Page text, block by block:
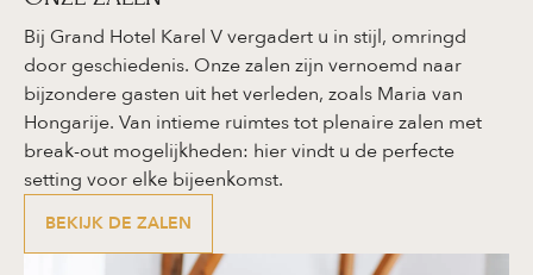
Bij Grand Hotel Karel V vergadert u in stijl, omringd
door geschiedenis. Onze zalen zijn vernoemd naar
bijzondere gasten uit het verleden, zoals Maria van
Hongarije. Van intieme ruimtes tot plenaire zalen met
break-out mogelijkheden: hier vindt u de perfecte
setting voor elke bijeenkomst.
BEKIJK DE ZALEN